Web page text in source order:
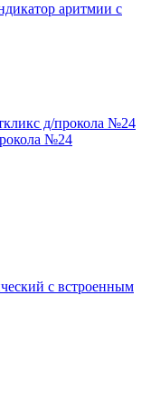
аритмии с
№24
с встроенным